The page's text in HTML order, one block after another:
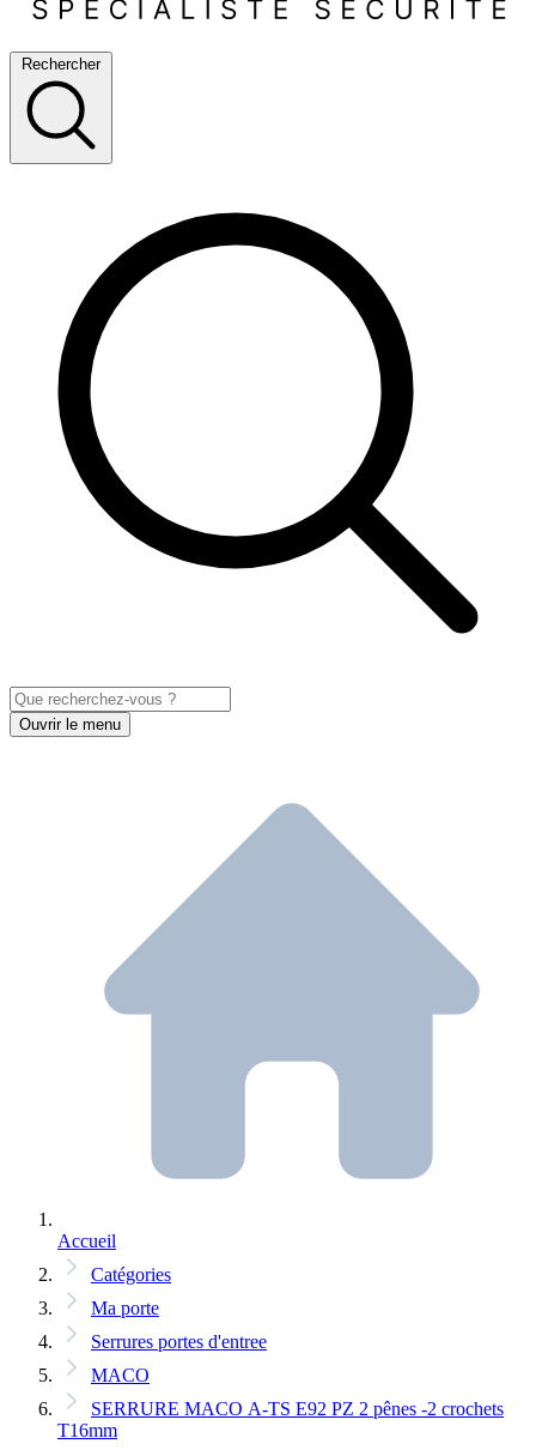
Rechercher
Ouvrir le menu
Accueil
Catégories
Ma porte
Serrures portes d'entree
MACO
SERRURE MACO A-TS E92 PZ 2 pênes -2 crochets
T16mm